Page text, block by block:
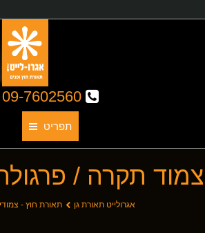
תפריט
תאורת גן
אודותינו
צמוד תקרה / פרגולה -
אגרולייט תאורת גן תאורת חוץ -